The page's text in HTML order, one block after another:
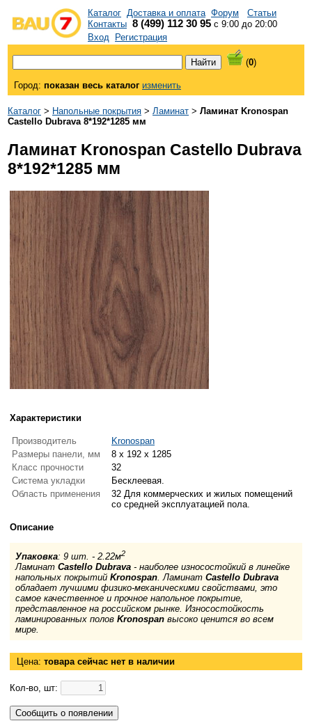
Каталог Доставка и оплата Форум
Статьи
Контакты 8 (499) 112 30 95 с 9:00 до 20:00
Вход
Регистрация
(0)
Город: показан весь каталог изменить
Каталог > Напольные покрытия > Ламинат > Ламинат Kronospan
Castello Dubrava 8*192*1285 мм
Ламинат Kronospan Castello Dubrava
8*192*1285 мм
Характеристики
Производитель
Kronospan
Размеры панели, мм
8 x 192 x 1285
Класс прочности
32
Система укладки
Бесклеевая.
Область применения
32 Для коммерческих и жилых помещений
со средней эксплуатацией пола.
Описание
Упаковка: 9 шт. - 2.22м2
Ламинат Castello Dubrava - наиболее износостойкий в линейке
напольных покрытий Kronospan . Ламинат Castello Dubrava
обладает лучшими физико-механическими свойствами, это
самое качественное и прочное напольное покрытие,
представленное на российском рынке. Износостойкость
ламинированных полов Kronospan высоко ценится во всем
мире.
Цена: товара сейчас нет в наличии
Кол-во, шт:
Сообщить о появлении